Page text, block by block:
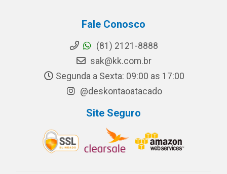
Fale Conosco
(81) 2121-8888
sak@kk.com.br
Segunda a Sexta: 09:00 as 17:00
@deskontaoatacado
Site Seguro